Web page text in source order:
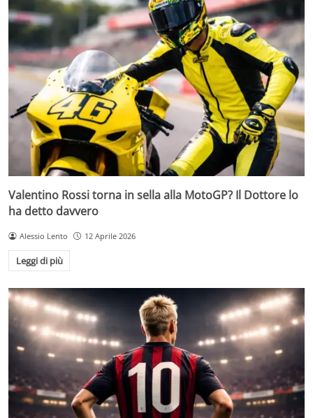
Valentino Rossi torna in sella alla MotoGP? Il Dottore lo
ha detto davvero
Alessio Lento 12 Aprile 2026
Leggi di più